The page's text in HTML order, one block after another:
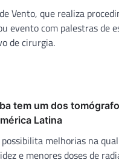
Vento, que realiza
evento com palestras de
de cirurgia.
tem um dos
Latina
melhorias na
e menores doses de